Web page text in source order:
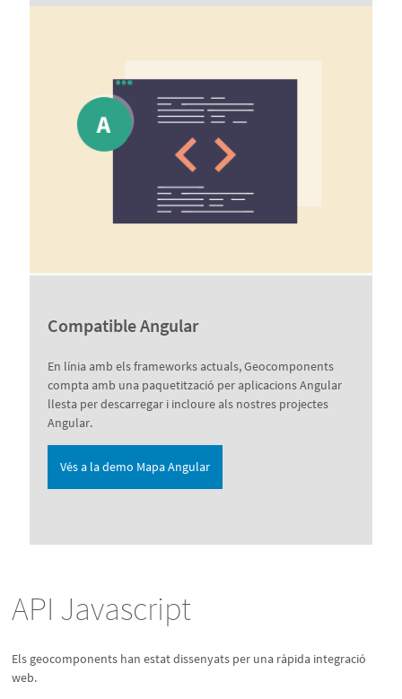
Compatible Angular
En línia amb els frameworks actuals, Geocomponents
compta amb una paquetització per aplicacions Angular
llesta per descarregar i incloure als nostres projectes
Angular.
Vés a la demo Mapa Angular
API Javascript
Els geocomponents han estat dissenyats per una ràpida integració
web.